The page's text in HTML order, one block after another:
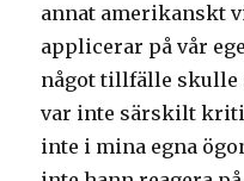
annat amerikanskt
applicerar på vår
något tillfälle skulle
var inte särskilt
inte i mina egna